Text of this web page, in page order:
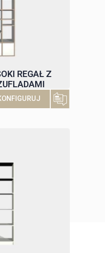
REGAŁ Z